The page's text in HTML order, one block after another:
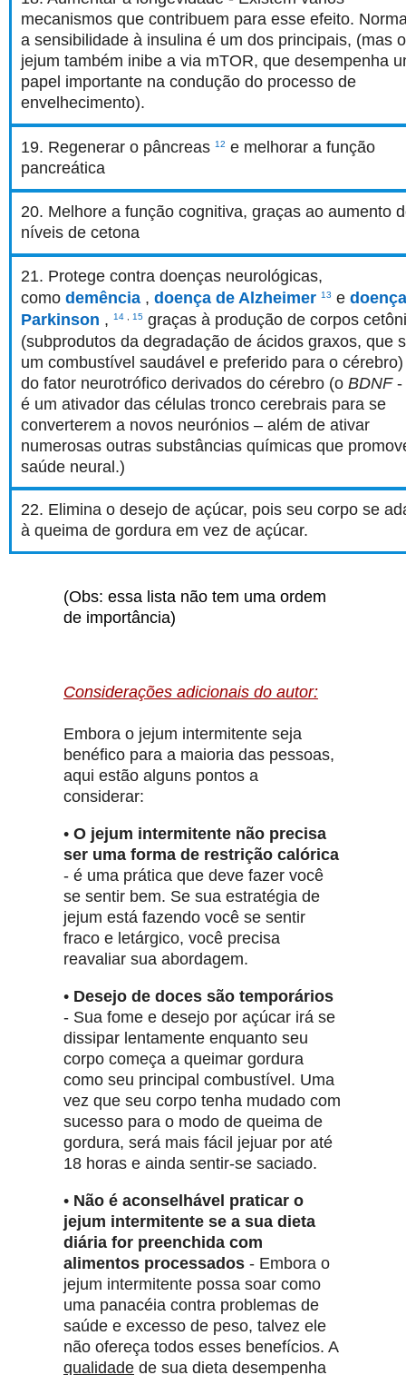
mecanismos que contribuem para esse efeito.
a sensibilidade à insulina é um dos principais, (mas o
jejum também inibe a via mTOR, que desempenha
papel importante na condução do processo de
envelhecimento).
19. Regenerar o pâncreas12 e melhorar a função
pancreática
20. Melhore a função cognitiva, graças ao aumento
níveis de cetona
21. Protege contra doenças neurológicas,
comodemência ,doença de Alzheimer13 e
Parkinson ,14 ,15 graças à produção de corpos
(subprodutos da degradação de ácidos graxos, que
um combustível saudável e preferido para o
do fator neurotrófico derivados do cérebro (oBDNF-
é um ativador das células tronco cerebrais para se
converterem a novos neurónios – além de ativar
numerosas outras substâncias químicas que
saúde neural.)
22. Elimina o desejo de açúcar, pois seu corpo se
à queima de gordura em vez de açúcar.
(Obs: essa lista não tem uma ordem
de importância)
Considerações adicionais do autor:
Embora o jejum intermitente seja
benéfico para a maioria das pessoas,
aqui estão alguns pontos a
considerar:
• O jejum intermitente não precisa
ser uma forma de restrição calórica
- é uma prática que deve fazer você
se sentir bem. Se sua estratégia de
jejum está fazendo você se sentir
fraco e letárgico, você precisa
reavaliar sua abordagem.
• Desejo de doces são temporários
- Sua fome e desejo por açúcar irá se
dissipar lentamente enquanto seu
corpo começa a queimar gordura
como seu principal combustível. Uma
vez que seu corpo tenha mudado com
sucesso para o modo de queima de
gordura, será mais fácil jejuar por até
18 horas e ainda sentir-se saciado.
• Não é aconselhável praticar o
jejum intermitente se a sua dieta
diária for preenchida com
alimentos processados ​​- Embora o
jejum intermitente possa soar como
uma panacéia contra problemas de
saúde e excesso de peso, talvez ele
não ofereça todos esses benefícios. A
qualidade de sua dieta desempenha